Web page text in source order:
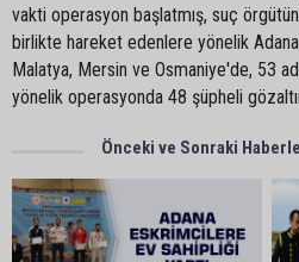
vakti operasyon başlatmış, suç
birlikte hareket edenlere yönelik
Malatya, Mersin ve Osmaniye'de, 53
yönelik operasyonda 48 şüpheli
Önceki ve Sonraki